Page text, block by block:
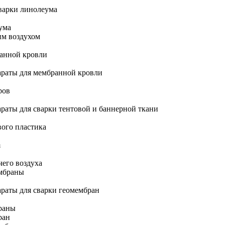
линолеума
воздухом
кровли
для мембранной кровли
для сварки тентовой и баннерной ткани
пластика
воздуха
для сварки геомембран